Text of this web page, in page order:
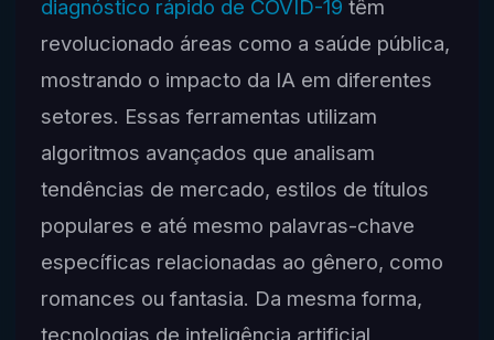
diagnóstico rápido de COVID-19 têm
revolucionado áreas como a saúde pública,
mostrando o impacto da IA em diferentes
setores. Essas ferramentas utilizam
algoritmos avançados que analisam
tendências de mercado, estilos de títulos
populares e até mesmo palavras-chave
específicas relacionadas ao gênero, como
romances ou fantasia. Da mesma forma,
tecnologias de inteligência artificial